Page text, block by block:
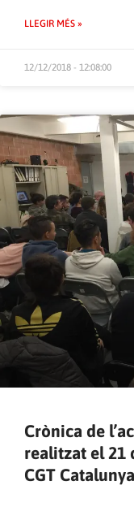
LLEGIR MÉS »
12/12/2018 - 12:08:00
Crònica de
realitzat el 21
CGT Catalunya